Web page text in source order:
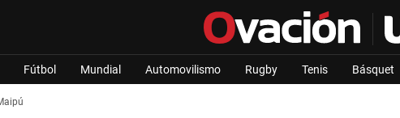
Fútbol Mundial Automovilismo Rugby Tenis Básquet